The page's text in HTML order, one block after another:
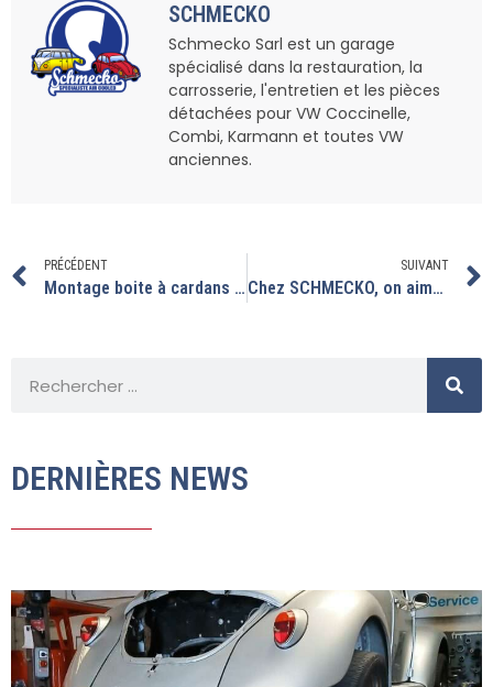
SCHMECKO
Schmecko Sarl est un garage
spécialisé dans la restauration, la
carrosserie, l'entretien et les pièces
détachées pour VW Coccinelle,
Combi, Karmann et toutes VW
anciennes.
PRÉCÉDENT
Montage boite à cardans IRS + moteur 1776 sur ce split.
SUIVANT
Chez SCHMECKO, on aime les combis.
DERNIÈRES NEWS